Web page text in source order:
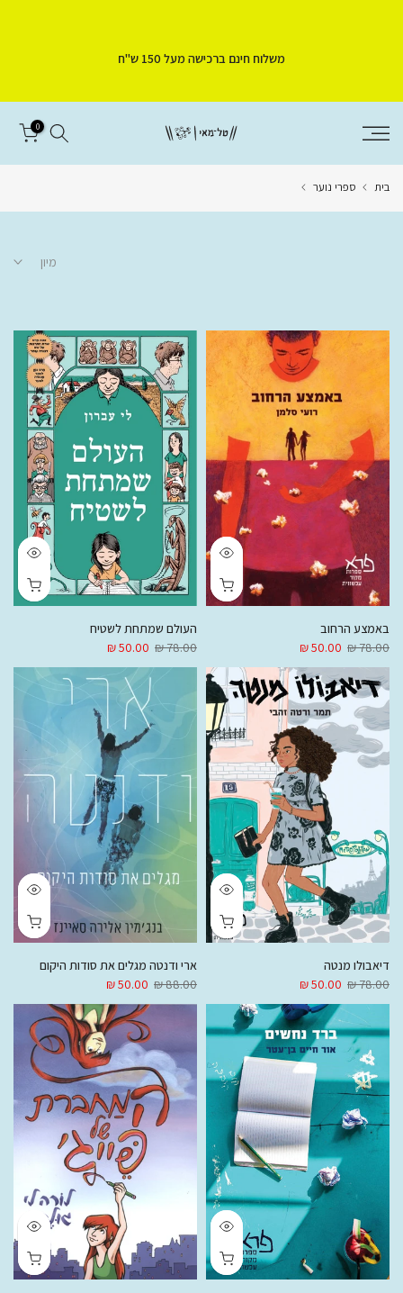
משלוח חינם ברכישה מעל 150 ש"ח
0
בית ספרי נוער
מיון
באמצע הרחוב
78.00 ₪
50.00 ₪
העולם שמתחת לשטיח
78.00 ₪
50.00 ₪
דיאבולו מנטה
78.00 ₪
50.00 ₪
ארי ודנטה מגלים את סודות היקום
88.00 ₪
50.00 ₪